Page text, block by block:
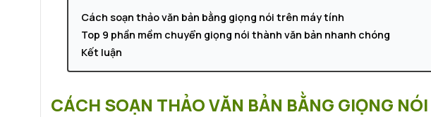
Cách soạn thảo văn bản bằng giọng nói trên máy tính
Top 9 phần mềm chuyển giọng nói thành văn bản nhanh chóng
Kết luận
CÁCH SOẠN THẢO VĂN BẢN BẰNG GIỌNG